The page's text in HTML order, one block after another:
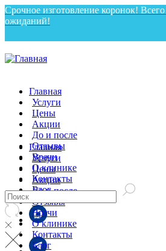
Срочное изготовление коронок!
ожиданий!
Главная
Услуги
Цены
Акции
До и после
Отзывы
Врачи
О клинике
Контакты
Блог
Главная
Услуги
Цены
Акции
До и после
Отзывы
Врачи
О клинике
Контакты
Блог